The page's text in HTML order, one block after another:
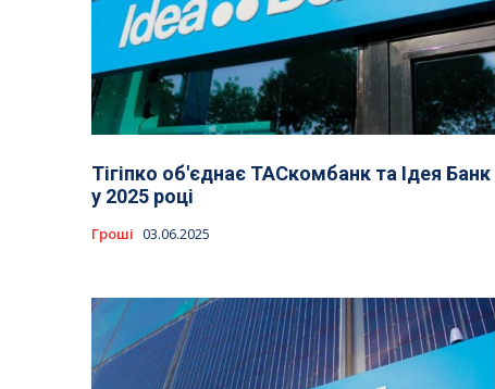
Тігіпко об'єднає ТАСкомбанк та Ідея Банк
у 2025 році
Гроші 03.06.2025